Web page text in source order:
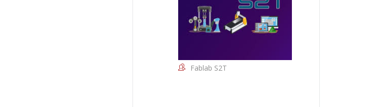
Fablab S2T